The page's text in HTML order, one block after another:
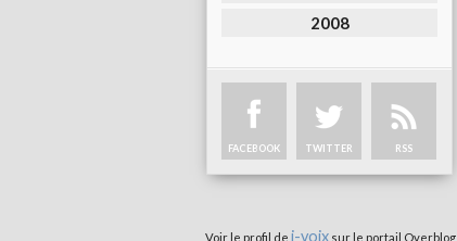
2008
FACEBOOK TWITTER RSS
Voir le profil de i-voixsur le portail Overblog